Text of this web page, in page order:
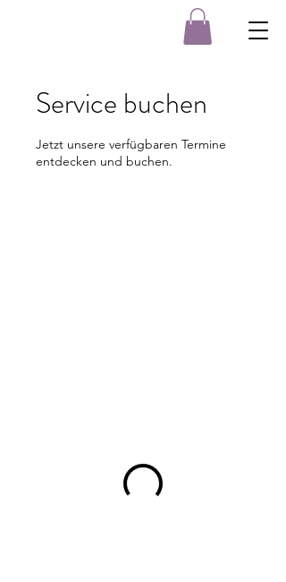
Service buchen
Jetzt unsere verfügbaren Termine
entdecken und buchen.